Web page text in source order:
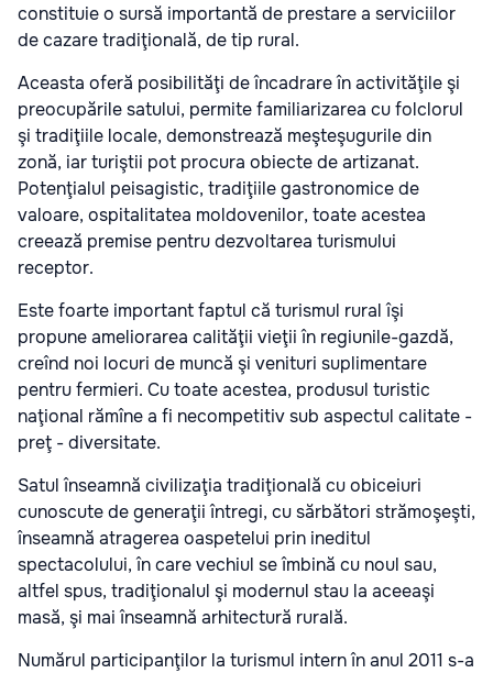
constituie o sursă importantă de prestare a serviciilor
de cazare tradiţională, de tip rural.
Aceasta oferă posibilităţi de încadrare în activităţile şi
preocupările satului, permite familiarizarea cu folclorul
şi tradiţiile locale, demonstrează meşteşugurile din
zonă, iar turiştii pot procura obiecte de artizanat.
Potenţialul peisagistic, tradiţiile gastronomice de
valoare, ospitalitatea moldovenilor, toate acestea
creează premise pentru dezvoltarea turismului
receptor.
Este foarte important faptul că turismul rural îşi
propune ameliorarea calităţii vieţii în regiunile-gazdă,
creînd noi locuri de muncă şi venituri suplimentare
pentru fermieri. Cu toate acestea, produsul turistic
naţional rămîne a fi necompetitiv sub aspectul calitate -
preţ - diversitate.
Satul înseamnă civilizaţia tradiţională cu obiceiuri
cunoscute de generaţii întregi, cu sărbători strămoşeşti,
înseamnă atragerea oaspetelui prin ineditul
spectacolului, în care vechiul se îmbină cu noul sau,
altfel spus, tradiţionalul şi modernul stau la aceeaşi
masă, şi mai înseamnă arhitectură rurală.
Numărul participanţilor la turismul intern în anul 2011 s-a